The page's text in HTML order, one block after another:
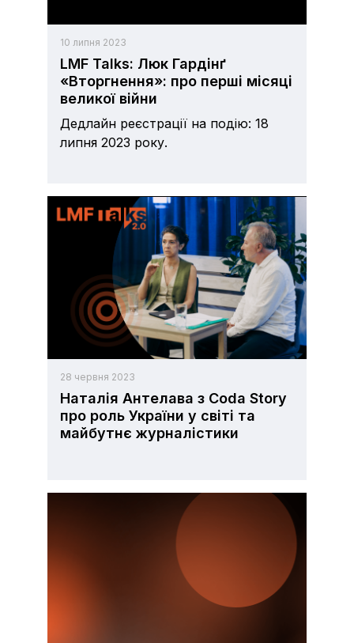
10 липня 2023
LMF Talks: Люк Гардінґ
«Вторгнення»: про перші місяці
великої війни
Дедлайн реєстрації на подію: 18
липня 2023 року.
28 червня 2023
Наталія Антелава з Coda Story
про роль України у світі та
майбутнє журналістики